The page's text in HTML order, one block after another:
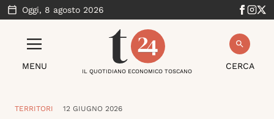
Oggi, 8 agosto 2026
MENU CERCA
IL QUOTIDIANO ECONOMICO TOSCANO
TERRITORI 12 GIUGNO 2026